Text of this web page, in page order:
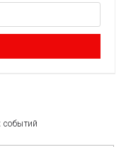
событий